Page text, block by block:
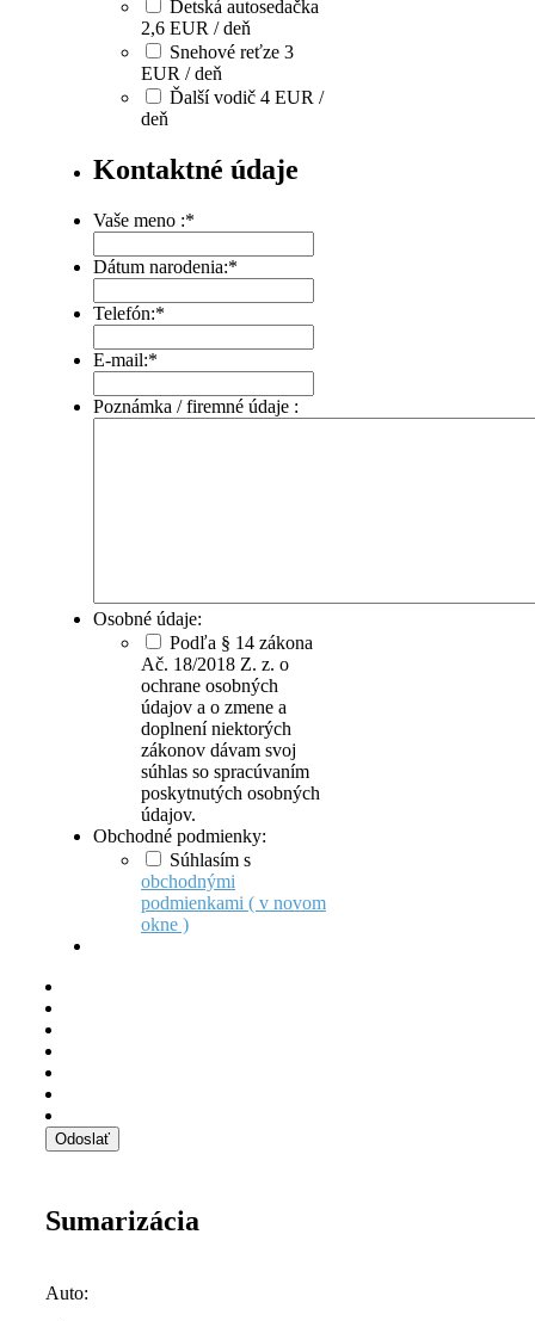
Detská autosedačka
2,6 EUR / deň
Snehové reťze 3
EUR / deň
Ďalší vodič 4 EUR /
deň
Kontaktné údaje
Vaše meno :*
Dátum narodenia:*
Telefón:*
E-mail:*
Poznámka / firemné údaje :
Osobné údaje:
Podľa § 14 zákona
Ač. 18/2018 Z. z. o
ochrane osobných
údajov a o zmene a
doplnení niektorých
zákonov dávam svoj
súhlas so spracúvaním
poskytnutých osobných
údajov.
Obchodné podmienky:
Súhlasím s
obchodnými
podmienkami ( v novom
okne )
Sumarizácia
Auto: